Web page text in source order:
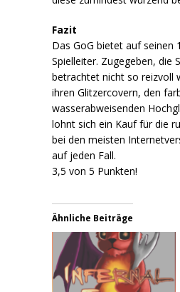
Fazit
Das GoG bietet auf seinen
Spielleiter. Zugegeben, die
betrachtet nicht so reizvoll
ihren Glitzercovern, den
wasserabweisenden
lohnt sich ein Kauf für die
bei den meisten
auf jeden Fall.
3,5 von 5 Punkten!
Ähnliche Beiträge